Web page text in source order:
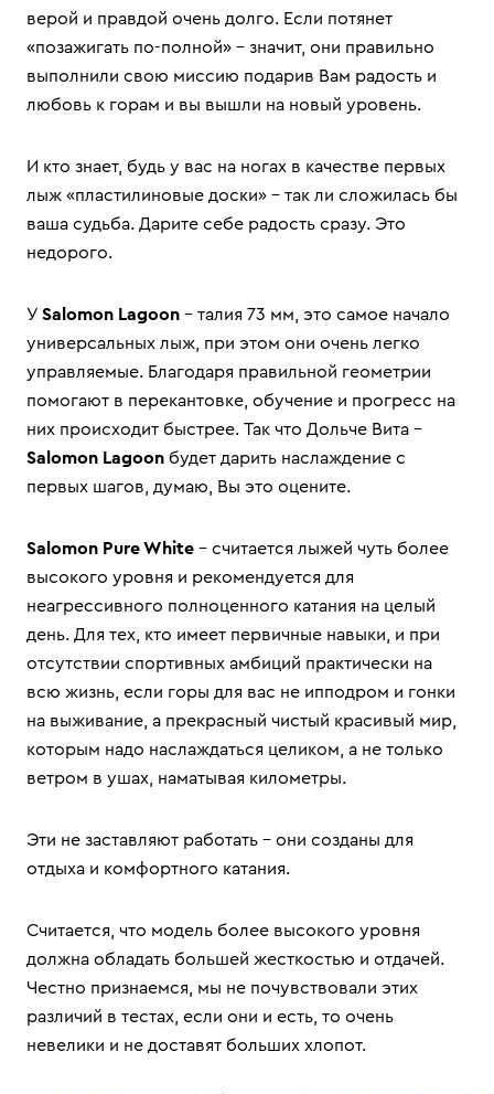
верой и правдой очень долго. Если потянет
«позажигать по-полной» – значит, они правильно
выполнили свою миссию подарив Вам радость и
любовь к горам и вы вышли на новый уровень.
И кто знает, будь у вас на ногах в качестве первых
лыж «пластилиновые доски» – так ли сложилась бы
ваша судьба. Дарите себе радость сразу. Это
недорого.
У Salomon Lagoon – талия 73 мм, это самое начало
универсальных лыж, при этом они очень легко
управляемые. Благодаря правильной геометрии
помогают в перекантовке, обучение и прогресс на
них происходит быстрее. Так что Дольче Вита –
Salomon Lagoon будет дарить наслаждение с
первых шагов, думаю, Вы это оцените.
Salomon Pure White – считается лыжей чуть более
высокого уровня и рекомендуется для
неагрессивного полноценного катания на целый
день. Для тех, кто имеет первичные навыки, и при
отсутствии спортивных амбиций практически на
всю жизнь, если горы для вас не ипподром и гонки
на выживание, а прекрасный чистый красивый мир,
которым надо наслаждаться целиком, а не только
ветром в ушах, наматывая километры.
Эти не заставляют работать – они созданы для
отдыха и комфортного катания.
Считается, что модель более высокого уровня
должна обладать большей жесткостью и отдачей.
Честно признаемся, мы не почувствовали этих
различий в тестах, если они и есть, то очень
невелики и не доставят больших хлопот.